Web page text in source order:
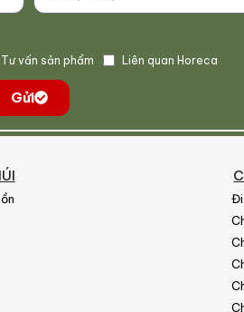
Tư vấn sản phẩm Liên quan Horeca
Gửi